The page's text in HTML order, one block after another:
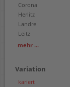
Corona
Herlitz
Landre
Leitz
Oxford
Staufen
Leo Hoffbauer
mehr ...
Variation
kariert